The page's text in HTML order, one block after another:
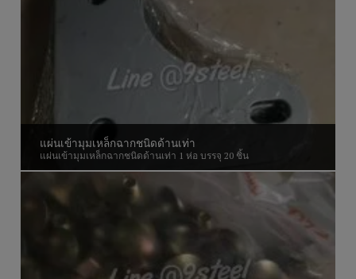
แผ่นเข้ามุมเหล็กฉากชนิดด้านเท่า
แผ่นเข้ามุมเหล็กฉากชนิดด้านเท่า 1 ห่อ บรรจุ 20 ชิ้น